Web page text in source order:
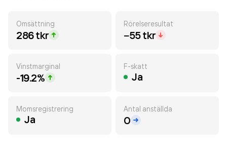
Omsättning
286 tkr
Rörelseresultat
−55 tkr
Vinstmarginal
-19.2%
F-skatt
Ja
Momsregistrering
Ja
Antal anställda
0